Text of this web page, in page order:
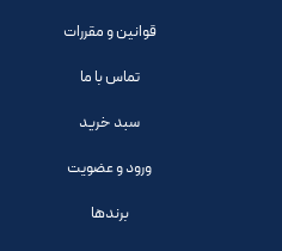
قوانین و مقررات
تماس با ما
سبد خرید
ورود و عضویت
برندها